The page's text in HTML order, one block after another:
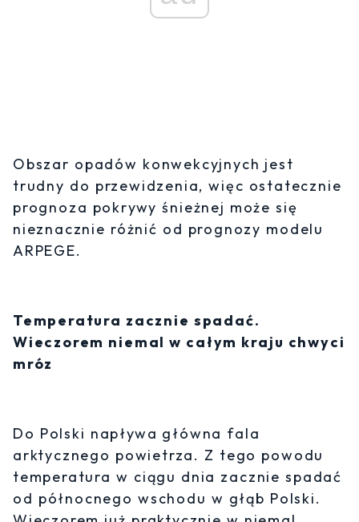
Obszar opadów konwekcyjnych jest
trudny do przewidzenia, więc ostatecznie
prognoza pokrywy śnieżnej może się
nieznacznie różnić od prognozy modelu
ARPEGE.
Temperatura zacznie spadać.
Wieczorem niemal w całym kraju chwyci
mróz
Do Polski napływa główna fala
arktycznego powietrza. Z tego powodu
temperatura w ciągu dnia zacznie spadać
od północnego wschodu w głąb Polski.